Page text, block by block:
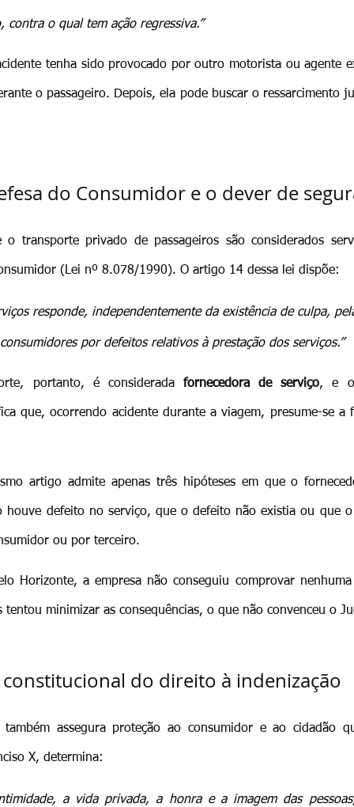
contra o qual tem ação regressiva.”
tenha sido provocado por outro motorista ou agente
o passageiro. Depois, ela pode buscar o ressarcimento
do Consumidor e o dever de
transporte privado de passageiros são considerados
(Lei nº 8.078/1990). O artigo 14 dessa lei dispõe:
responde, independentemente da existência de culpa,
por defeitos relativos à prestação dos serviços.”
portanto, é considerada fornecedora de serviço
que, ocorrendo acidente durante a viagem, presume-se a
artigo admite apenas três hipóteses em que o
houve defeito no serviço, que o defeito não existia ou que
ou por terceiro.
Horizonte, a empresa não conseguiu comprovar nenhuma
tentou minimizar as consequências, o que não convenceu o
do direito à indenização
também assegura proteção ao consumidor e ao cidadão
X, determina:
a vida privada, a honra e a imagem das